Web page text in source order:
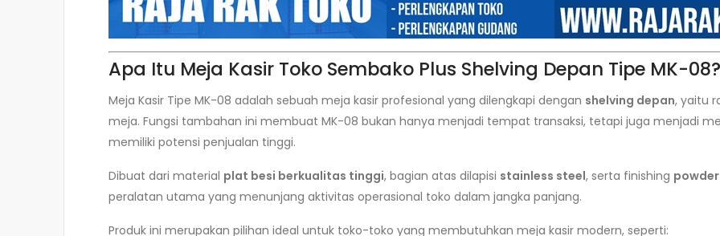
Apa Itu Meja Kasir Toko Sembako Plus Shelving Depan Tipe MK-08?
Meja Kasir Tipe MK-08 adalah sebuah meja kasir profesional yang dilengkapi dengan shelving depan, yaitu
meja. Fungsi tambahan ini membuat MK-08 bukan hanya menjadi tempat transaksi, tetapi juga menjadi
memiliki potensi penjualan tinggi.
Dibuat dari material plat besi berkualitas tinggi, bagian atas dilapisi stainless steel, serta finishing
peralatan utama yang menunjang aktivitas operasional toko dalam jangka panjang.
Produk ini merupakan pilihan ideal untuk toko-toko yang membutuhkan meja kasir modern, seperti: